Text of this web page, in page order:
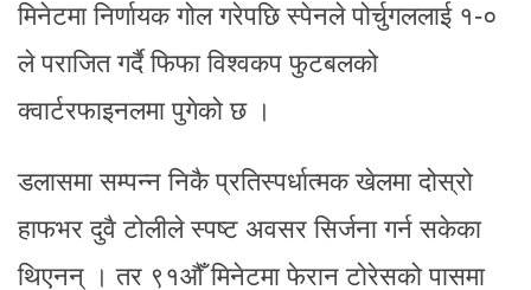
मिनेटमा निर्णायक गोल गरेपछि स्पेनले पोर्चुगललाई १-०
ले पराजित गर्दै फिफा विश्वकप फुटबलको
क्वार्टरफाइनलमा पुगेको छ ।
डलासमा सम्पन्न निकै प्रतिस्पर्धात्मक खेलमा दोस्रो
हाफभर दुवै टोलीले स्पष्ट अवसर सिर्जना गर्न सकेका
थिएनन् । तर ९१औँ मिनेटमा फेरान टोरेसको पासमा